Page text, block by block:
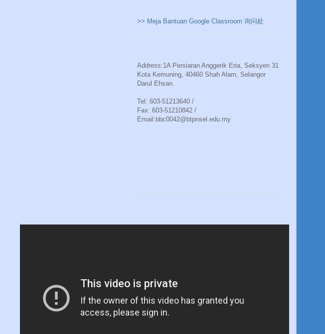
>> Meja Bantuan Google Classroom 询问处
Address:1A Persiaran Anggerik Eria, Seksyen 31
Kota Kemuning, 40460 Shah Alam, Selangor
Darul Ehsan.
Tel: 603-51213640 /
Fax: 603-51210842 /
Email:bbc0042@btpnsel.edu.my